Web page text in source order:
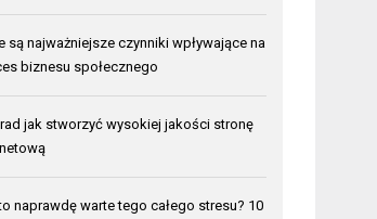
są najważniejsze czynniki wpływające na
biznesu społecznego
jak stworzyć wysokiej jakości stronę
naprawdę warte tego całego stresu? 10